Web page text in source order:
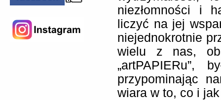
niezłomności i
liczyć na jej
niejednokrotnie
wielu z nas,
„artPAPIERu”,
przypominając
wiara w to, co i